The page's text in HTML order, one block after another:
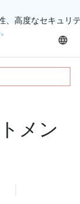
高度なセキュリ
メン